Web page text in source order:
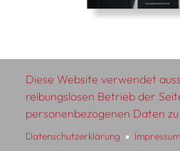
© 2026
Über
Diese Website verwendet
reibungslosen Betrieb der
personenbezogenen Daten
Datenschutzerklärung Impressum